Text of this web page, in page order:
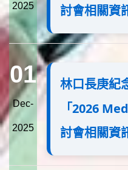
2025
討會相關資
01
Dec-
2025
林口長庚紀
「2026
討會相關資